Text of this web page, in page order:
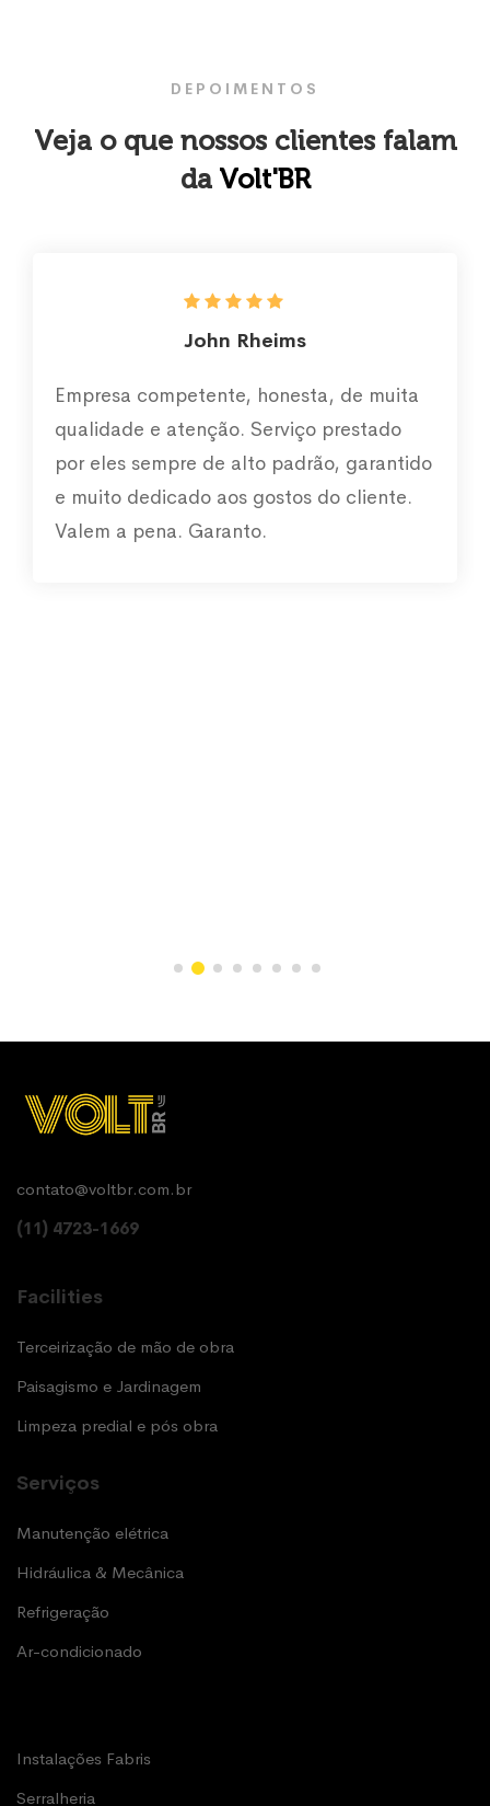
DEPOIMENTOS
Veja o que nossos clientes falam
da Volt'BR
John Rheims
Empresa competente, honesta, de muita
qualidade e atenção. Serviço prestado
por eles sempre de alto padrão, garantido
e muito dedicado aos gostos do cliente.
Valem a pena. Garanto.
contato@voltbr.com.br
(11) 4723-1669
Facilities
Terceirização de mão de obra
Paisagismo e Jardinagem
Limpeza predial e pós obra
Serviços
Manutenção elétrica
Hidráulica & Mecânica
Refrigeração
Ar-condicionado
Instalações Fabris
Serralheria